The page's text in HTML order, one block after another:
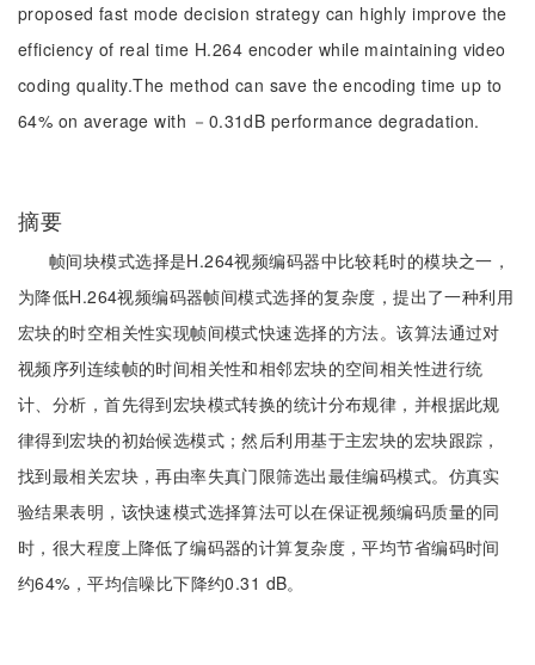
proposed fast mode decision strategy can highly improve the
efficiency of real time H.264 encoder while maintaining video
coding quality.The method can save the encoding time up to
64% on average with －0.31dB performance degradation.
摘要
帧间块模式选择是H.264视频编码器中比较耗时的模块之一，
为降低H.264视频编码器帧间模式选择的复杂度，提出了一种利用
宏块的时空相关性实现帧间模式快速选择的方法。该算法通过对
视频序列连续帧的时间相关性和相邻宏块的空间相关性进行统
计、分析，首先得到宏块模式转换的统计分布规律，并根据此规
律得到宏块的初始候选模式；然后利用基于主宏块的宏块跟踪，
找到最相关宏块，再由率失真门限筛选出最佳编码模式。仿真实
验结果表明，该快速模式选择算法可以在保证视频编码质量的同
时，很大程度上降低了编码器的计算复杂度，平均节省编码时间
约64%，平均信噪比下降约0.31 dB。